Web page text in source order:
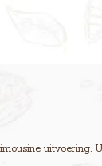
uitvoering.